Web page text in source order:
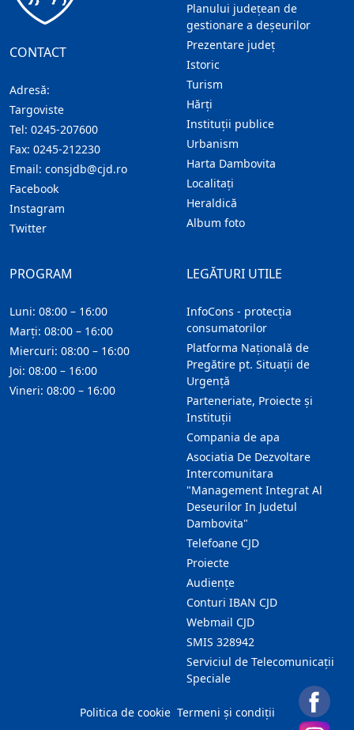
CONTACT
Adresă:
Targoviste
Tel: 0245-207600
Fax: 0245-212230
Email: consjdb@cjd.ro
Facebook
Instagram
Twitter
Planului județean de
gestionare a deșeurilor
Prezentare judeţ
Istoric
Turism
Hărţi
Instituţii publice
Urbanism
Harta Dambovita
Localitaţi
Heraldică
Album foto
LEGĂTURI UTILE
InfoCons - protecția
consumatorilor
Platforma Națională de
Pregătire pt. Situații de
Urgență
Parteneriate, Proiecte și
Instituții
Compania de apa
Asociatia De Dezvoltare
Intercomunitara
"Management Integrat Al
Deseurilor In Judetul
Dambovita"
Telefoane CJD
Proiecte
Audienţe
Conturi IBAN CJD
Webmail CJD
SMIS 328942
Serviciul de Telecomunicații
Speciale
PROGRAM
Luni: 08:00 – 16:00
Marți: 08:00 – 16:00
Miercuri: 08:00 – 16:00
Joi: 08:00 – 16:00
Vineri: 08:00 – 16:00
Politica de cookie Termeni și condiții